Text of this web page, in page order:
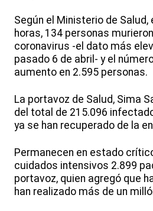
Según el Ministerio de
horas, 134 personas
coronavirus -el dato más
pasado 6 de abril- y el
aumento en 2.595 personas.
La portavoz de Salud, Sima
del total de 215.096
ya se han recuperado de la
Permanecen en estado
cuidados intensivos 2.899
portavoz, quien agregó que
han realizado más de un